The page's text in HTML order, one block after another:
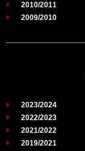
2010/2011
2009/2010
2023/2024
2022/2023
2021/2022
2019/2021